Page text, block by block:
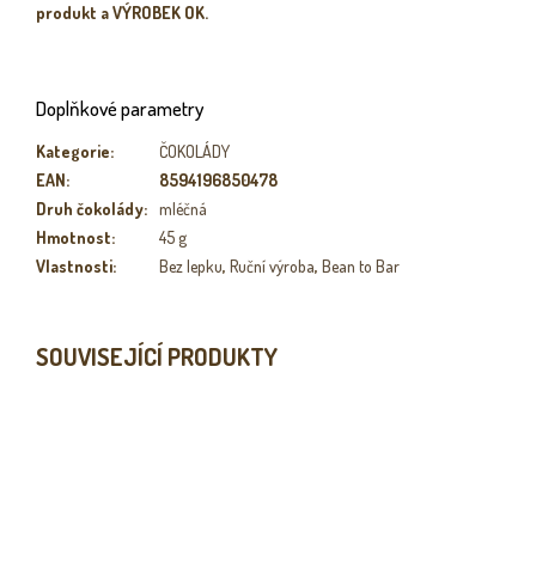
SOUVISEJÍCÍ PRODUKTY
produkt a VÝROBEK OK.
Doplňkové parametry
Kategorie:
ČOKOLÁDY
EAN:
8594196850478
Druh čokolády: mléčná
Hmotnost:
45 g
Vlastnosti: Bez lepku, Ruční výroba, Bean to Bar